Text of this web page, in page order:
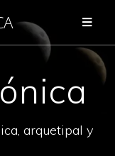
arquetipal y